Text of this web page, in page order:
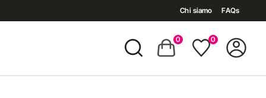
Chi siamo FAQs
0 0